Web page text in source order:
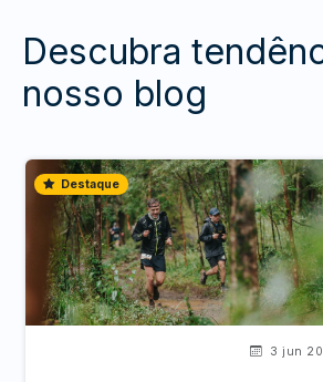
Descubra
nosso blog
Destaque
3 jun